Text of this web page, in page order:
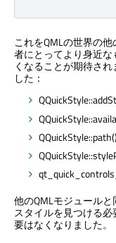
これをQMLの世界の
者にとってより身近
くなることが期待さ
した：
QQuickStyle::path()
他のQMLモジュール
スタイルを見つける
要はなくなりました。